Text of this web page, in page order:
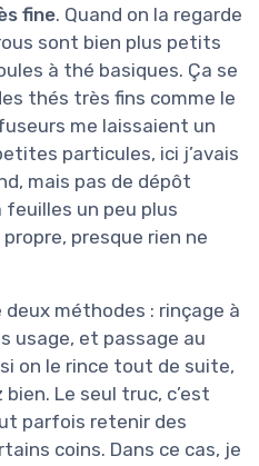
fine. Quand on la regarde
sont bien plus petits
à thé basiques. Ça se
thés très fins comme le
me laissaient un
particules, ici j’avais
mais pas de dépôt
feuilles un peu plus
presque rien ne
deux méthodes : rinçage à
usage, et passage au
si on le rince tout de suite,
Le seul truc, c’est
parfois retenir des
coins. Dans ce cas, je